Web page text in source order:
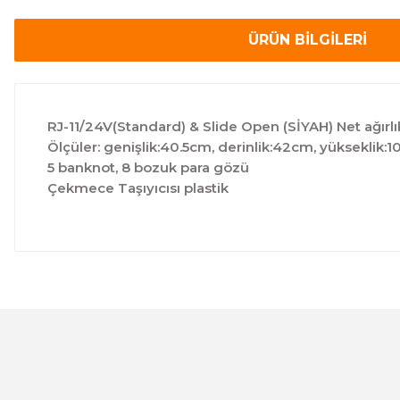
ÜRÜN BİLGİLERİ
RJ-11/24V(Standard) & Slide Open (SİYAH) Net
Ölçüler: genişlik:40.5cm, derinlik:42cm,
5 banknot, 8 bozuk para gözü
Çekmece Taşıyıcısı plastik